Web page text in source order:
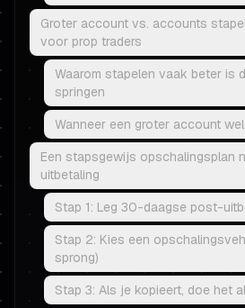
Groter account vs. accounts
voor prop traders
Waarom stapelen vaak beter is
springen
Wanneer een groter account
Een stapsgewijs opschalingsplan
uitbetaling
Stap 1: Leg 30-daagse post-
Stap 2: Kies een
sprong)
Stap 3: Als je kopieert, doe het